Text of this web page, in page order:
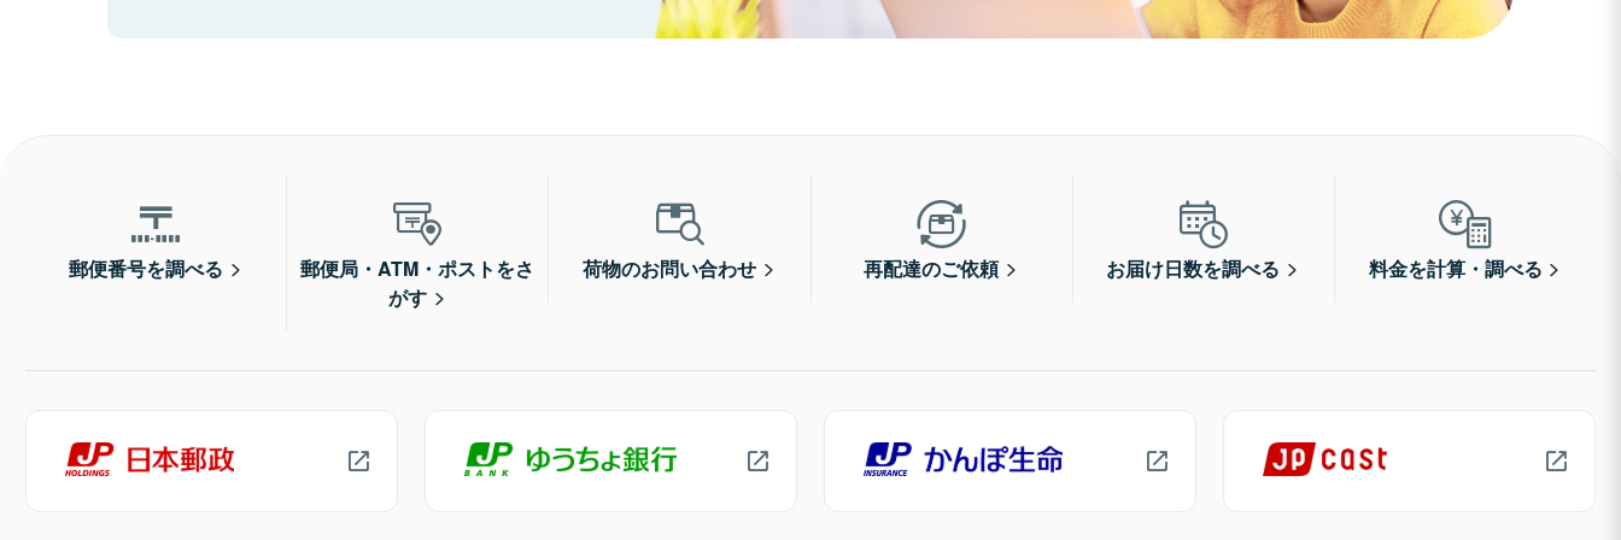
郵便番号を調べる
郵便局・ATM・ポストをさ
がす
荷物のお問い合わせ 再配達のご依頼 お届け日数を調べる 料金を計算・調べる